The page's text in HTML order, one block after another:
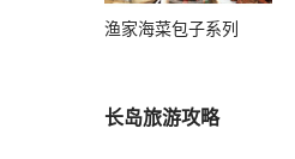
渔家海菜包子系列
长岛旅游攻略